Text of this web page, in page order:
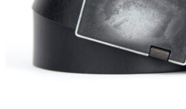
stránke
produktu.